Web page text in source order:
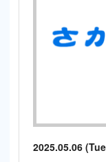
2025.05.06